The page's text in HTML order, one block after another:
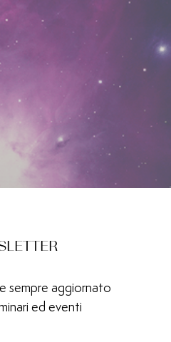
sempre aggiornato
ed eventi